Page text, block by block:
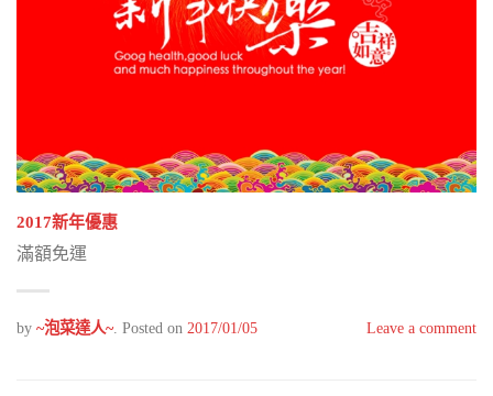
2017新年優惠
滿額免運
by ~泡菜達人~. Posted on 2017/01/05 Leave a comment